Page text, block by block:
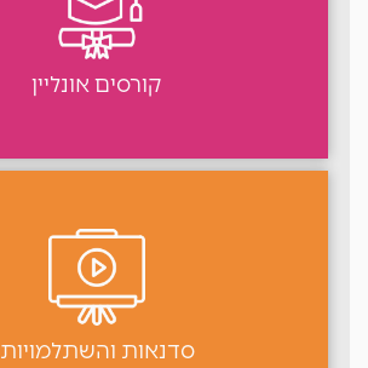
קורסים אונליין
סדנאות והשתלמויות